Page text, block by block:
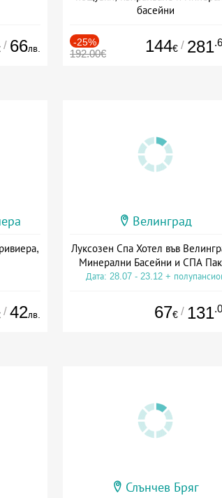
/ 66лв.
басейни
-25%
192.00€ 144€ / 281
/ 42лв.
Велинград
Луксозен Спа Хотел във
Минерални Басейни и СПА
Дата: 28.07 - 23.12 +
67€ / 131
Слънчев Бряг